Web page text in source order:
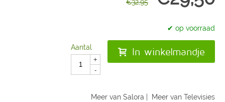
€32,95
✔ op voorraad
Aantal
+
-
In winkelmandje
Meer van Salora Meer van Televisies